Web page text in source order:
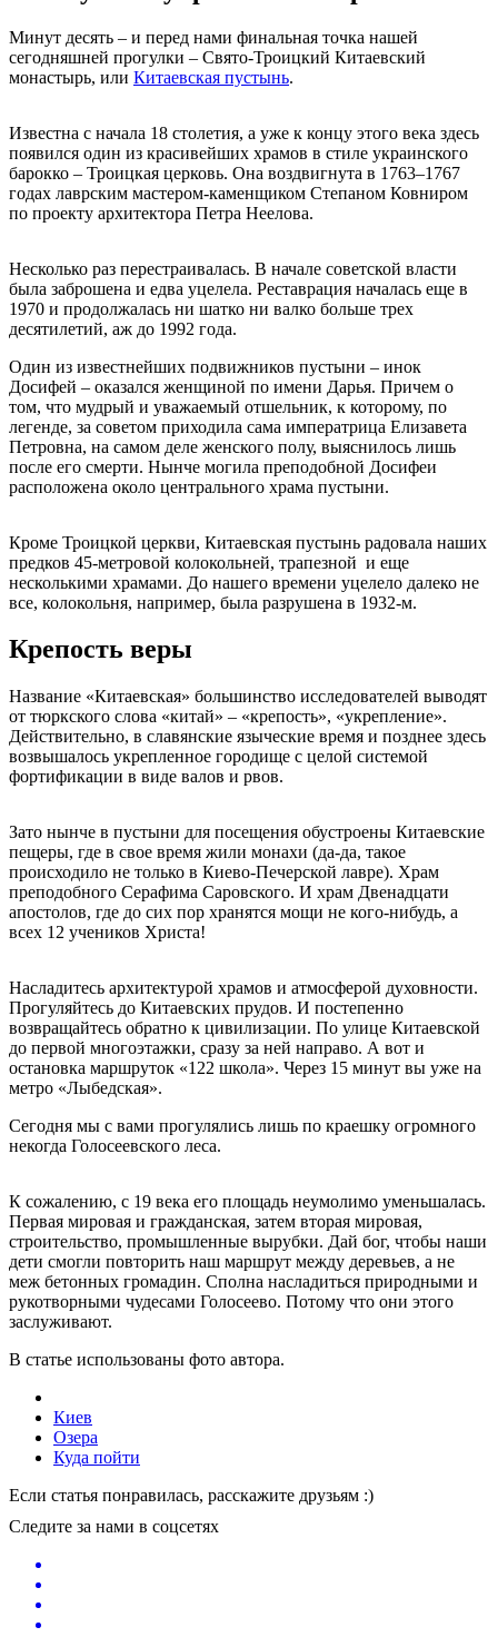
Минут десять – и перед нами финальная точка нашей
сегодняшней прогулки – Свято-Троицкий Китаевский
монастырь, или Китаевская пустынь.
Известна с начала 18 столетия, а уже к концу этого века здесь
появился один из красивейших храмов в стиле украинского
барокко – Троицкая церковь. Она воздвигнута в 1763–1767
годах лаврским мастером-каменщиком Степаном Ковниром
по проекту архитектора Петра Неелова.
Несколько раз перестраивалась. В начале советской власти
была заброшена и едва уцелела. Реставрация началась еще в
1970 и продолжалась ни шатко ни валко больше трех
десятилетий, аж до 1992 года.
Один из известнейших подвижников пустыни – инок
Досифей – оказался женщиной по имени Дарья. Причем о
том, что мудрый и уважаемый отшельник, к которому, по
легенде, за советом приходила сама императрица Елизавета
Петровна, на самом деле женского полу, выяснилось лишь
после его смерти. Нынче могила преподобной Досифеи
расположена около центрального храма пустыни.
Кроме Троицкой церкви, Китаевская пустынь радовала наших
предков 45-метровой колокольней, трапезной и еще
несколькими храмами. До нашего времени уцелело далеко не
все, колокольня, например, была разрушена в 1932-м.
Крепость веры
Название «Китаевская» большинство исследователей выводят
от тюркского слова «китай» – «крепость», «укрепление».
Действительно, в славянские языческие время и позднее здесь
возвышалось укрепленное городище с целой системой
фортификации в виде валов и рвов.
Зато нынче в пустыни для посещения обустроены Китаевские
пещеры, где в свое время жили монахи (да-да, такое
происходило не только в Киево-Печерской лавре). Храм
преподобного Серафима Саровского. И храм Двенадцати
апостолов, где до сих пор хранятся мощи не кого-нибудь, а
всех 12 учеников Христа!
Насладитесь архитектурой храмов и атмосферой духовности.
Прогуляйтесь до Китаевских прудов. И постепенно
возвращайтесь обратно к цивилизации. По улице Китаевской
до первой многоэтажки, сразу за ней направо. А вот и
остановка маршруток «122 школа». Через 15 минут вы уже на
метро «Лыбедская».
Сегодня мы с вами прогулялись лишь по краешку огромного
некогда Голосеевского леса.
К сожалению, с 19 века его площадь неумолимо уменьшалась.
Первая мировая и гражданская, затем вторая мировая,
строительство, промышленные вырубки. Дай бог, чтобы наши
дети смогли повторить наш маршрут между деревьев, а не
меж бетонных громадин. Сполна насладиться природными и
рукотворными чудесами Голосеево. Потому что они этого
заслуживают.
В статье использованы фото автора.
Киев
Озера
Куда пойти
Если статья понравилась, расскажите друзьям :)
Следите за нами в соцсетях